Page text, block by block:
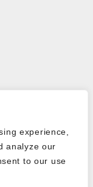
experience,
analyze our
to our use